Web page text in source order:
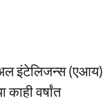
इंटेलिजन्स (एआय)
वर्षांत